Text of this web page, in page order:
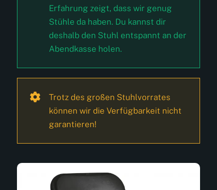
Ticket-Warenkorb
Erfahrung zeigt, dass wir genug
Stühle da haben. Du kannst dir
deshalb den Stuhl entspannt an der
Abendkasse holen.
Trotz des großen Stuhlvorrates
können wir die Verfügbarkeit nicht
garantieren!